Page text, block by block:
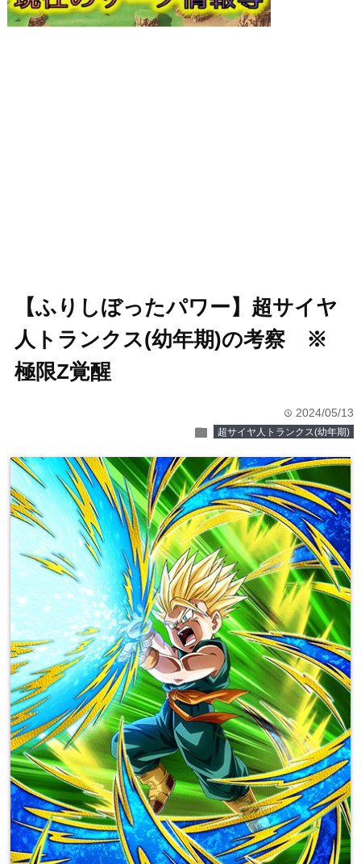
【ふりしぼったパワー】超サイヤ
人トランクス(幼年期)の考察 ※
極限Z覚醒
time 2024/05/13
folder 超サイヤ人トランクス(幼年期)